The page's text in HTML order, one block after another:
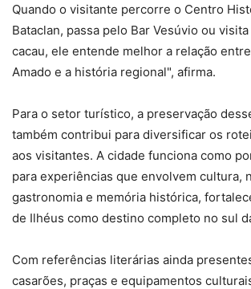
Quando o visitante percorre o Centro
Bataclan, passa pelo Bar Vesúvio ou
cacau, ele entende melhor a relação
Amado e a história regional", afirma.
Para o setor turístico, a preservação
também contribui para diversificar os
aos visitantes. A cidade funciona como
para experiências que envolvem cultura,
gastronomia e memória histórica,
de Ilhéus como destino completo no sul
Com referências literárias ainda
casarões, praças e equipamentos